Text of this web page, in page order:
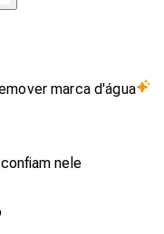
marca d'água
confiam nele